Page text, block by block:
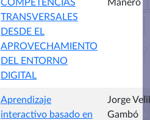
COMPETENCIAS
TRANSVERSALES
DESDE EL
APROVECHAMIENTO
DEL ENTORNO
DIGITAL
Manero
Aprendizaje
interactivo basado en
Jorge
Gambó